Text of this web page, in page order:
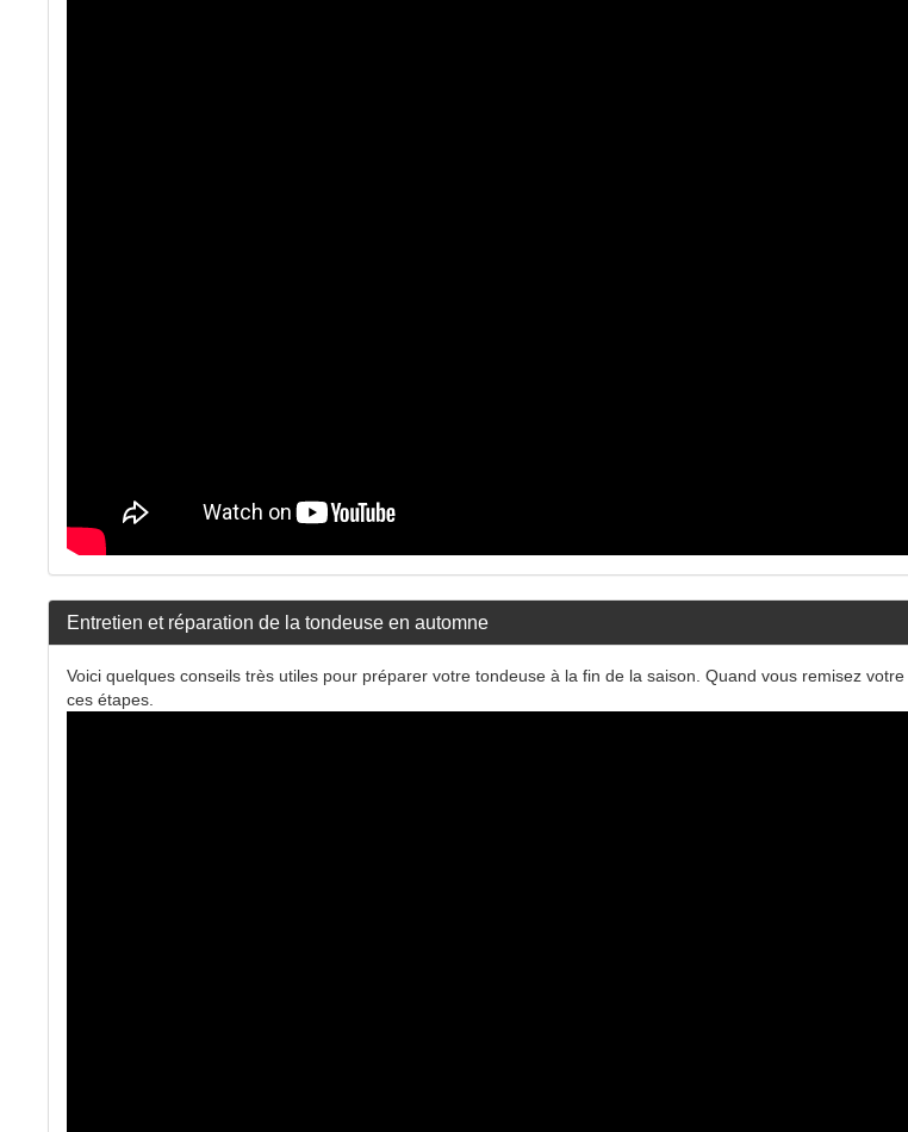
Entretien et réparation de la tondeuse en automne
Voici quelques conseils très utiles pour préparer votre tondeuse à la fin de la saison. Quand vous remisez
ces étapes.